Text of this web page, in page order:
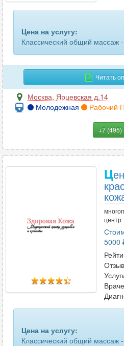
Цена на услугу:
Классический общий массаж -
Читать
Москва, Ярцевская д.14
Молодежная
Рабочий
+7 (495)
Ц
центр
5000
Цена на услугу:
Классический общий массаж -